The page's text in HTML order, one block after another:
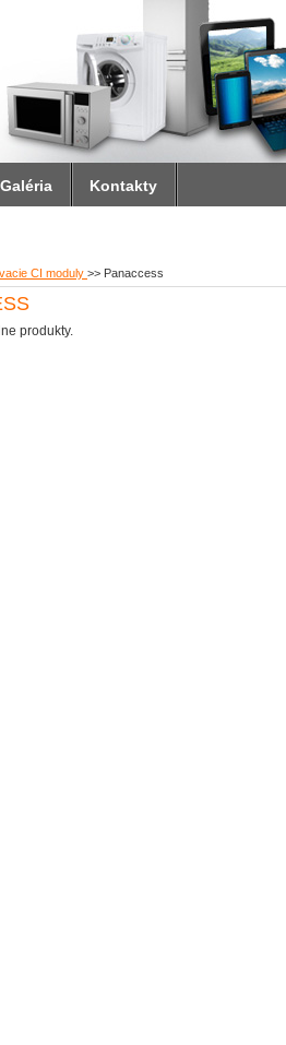
CI moduly >> Panaccess
produkty.
Galéria Kontakty